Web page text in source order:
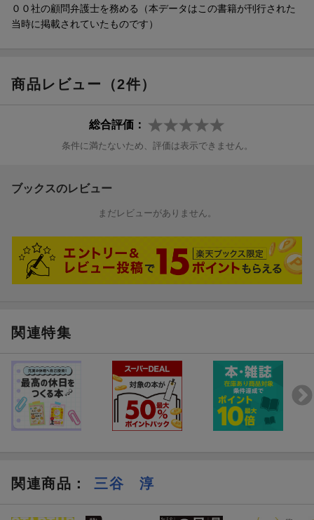
００社の顧問弁護士を務める（本データはこの書籍が刊行された
当時に掲載されていたものです）
商品レビュー（2件）
総合評価：
条件に満たないため、評価は表示できません。
ブックスのレビュー
まだレビューがありません。
関連特集
関連商品 ： 三谷 淳